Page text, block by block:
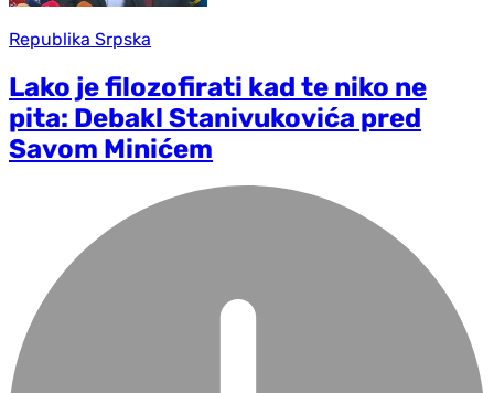
Republika Srpska
Lako je filozofirati kad te niko ne
pita: Debakl Stanivukovića pred
Savom Minićem